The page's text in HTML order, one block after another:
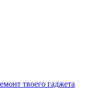
твоего гаджета